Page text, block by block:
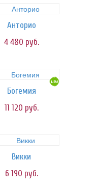
Анторио
4 480 руб.
Богемия
11 120 руб.
Викки
6 190 руб.